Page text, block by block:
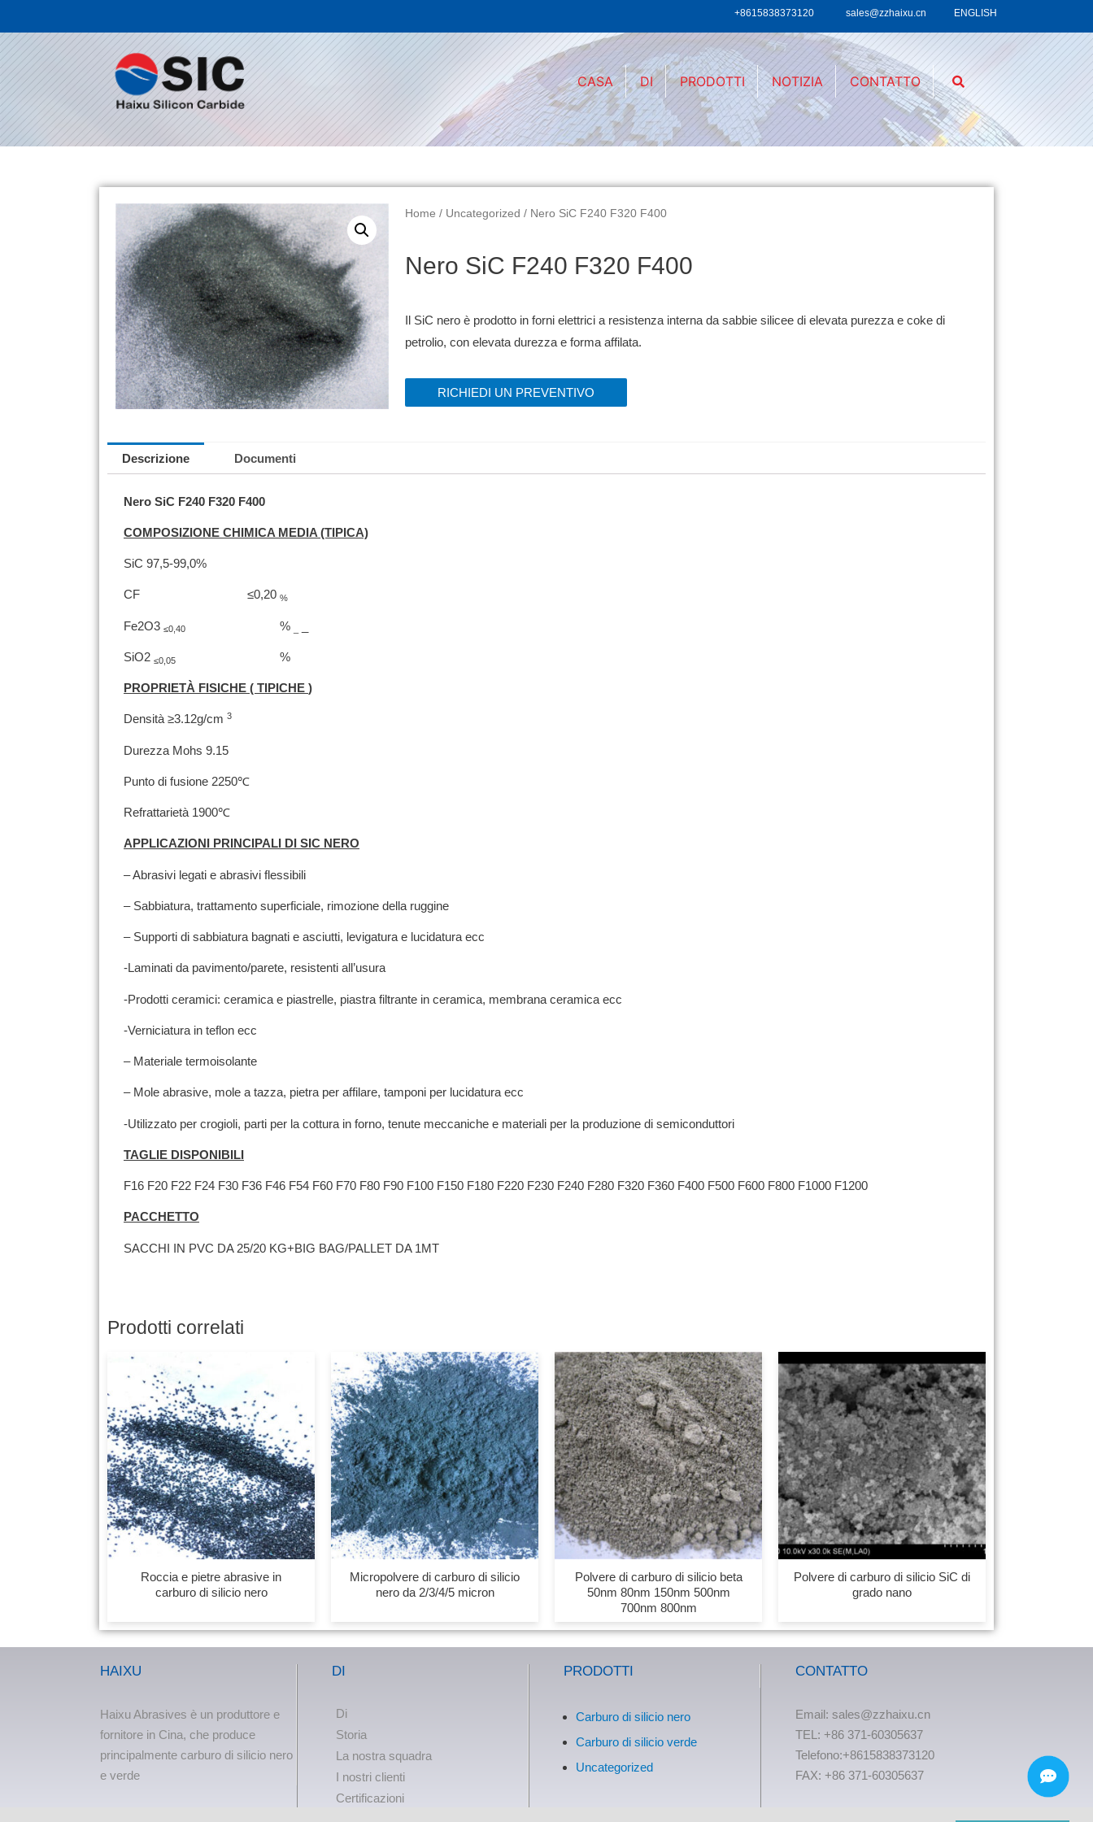
+8615838373120 sales@zzhaixu.cn ENGLISH
CASA DI PRODOTTI NOTIZIA CONTATTO
Home / Uncategorized / Nero SiC F240 F320 F400
Nero SiC F240 F320 F400
Il SiC nero è prodotto in forni elettrici a resistenza interna da sabbie silicee di elevata purezza e coke di
petrolio, con elevata durezza e forma affilata.
RICHIEDI UN PREVENTIVO
Descrizione Documenti
Nero SiC F240 F320 F400
COMPOSIZIONE CHIMICA MEDIA (TIPICA)
SiC 97,5-99,0%
CF ≤0,20 %
Fe2O3 ≤0,40 %
SiO2 ≤0,05 %
PROPRIETÀ FISICHE ( TIPICHE )
Densità ≥3.12g/cm 3
Durezza Mohs 9.15
Punto di fusione 2250℃
Refrattarietà 1900℃
APPLICAZIONI PRINCIPALI DI SIC NERO
– Abrasivi legati e abrasivi flessibili
– Sabbiatura, trattamento superficiale, rimozione della ruggine
– Supporti di sabbiatura bagnati e asciutti, levigatura e lucidatura ecc
-Laminati da pavimento/parete, resistenti all’usura
-Prodotti ceramici: ceramica e piastrelle, piastra filtrante in ceramica, membrana ceramica ecc
-Verniciatura in teflon ecc
– Materiale termoisolante
– Mole abrasive, mole a tazza, pietra per affilare, tamponi per lucidatura ecc
-Utilizzato per crogioli, parti per la cottura in forno, tenute meccaniche e materiali per la produzione di semiconduttori
TAGLIE DISPONIBILI
F16 F20 F22 F24 F30 F36 F46 F54 F60 F70 F80 F90 F100 F150 F180 F220 F230 F240 F280 F320 F360 F400 F500 F600 F800 F1000 F1200
PACCHETTO
SACCHI IN PVC DA 25/20 KG+BIG BAG/PALLET DA 1MT
Prodotti correlati
Roccia e pietre abrasive in
carburo di silicio nero
Micropolvere di carburo di silicio
nero da 2/3/4/5 micron
Polvere di carburo di silicio beta
50nm 80nm 150nm 500nm
700nm 800nm
Polvere di carburo di silicio SiC di
grado nano
HAIXU
Haixu Abrasives è un produttore e
fornitore in Cina, che produce
principalmente carburo di silicio nero
e verde
DI
Di
Storia
La nostra squadra
I nostri clienti
Certificazioni
PRODOTTI
Carburo di silicio nero
Carburo di silicio verde
Uncategorized
CONTATTO
Email: sales@zzhaixu.cn
TEL: +86 371-60305637
Telefono:+8615838373120
FAX: +86 371-60305637